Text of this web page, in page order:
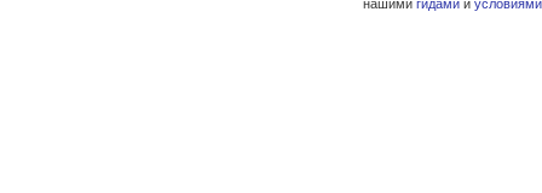
нашими гидами и условиями